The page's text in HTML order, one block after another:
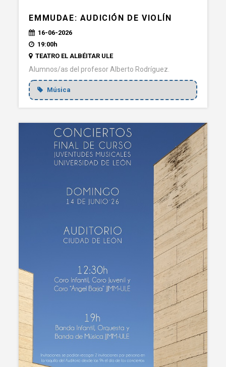
EMMUDAE: AUDICIÓN DE VIOLÍN
16-06-2026
19:00h
TEATRO EL ALBÉITAR ULE
Alumnos/as del profesor Alberto Rodríguez.
Música